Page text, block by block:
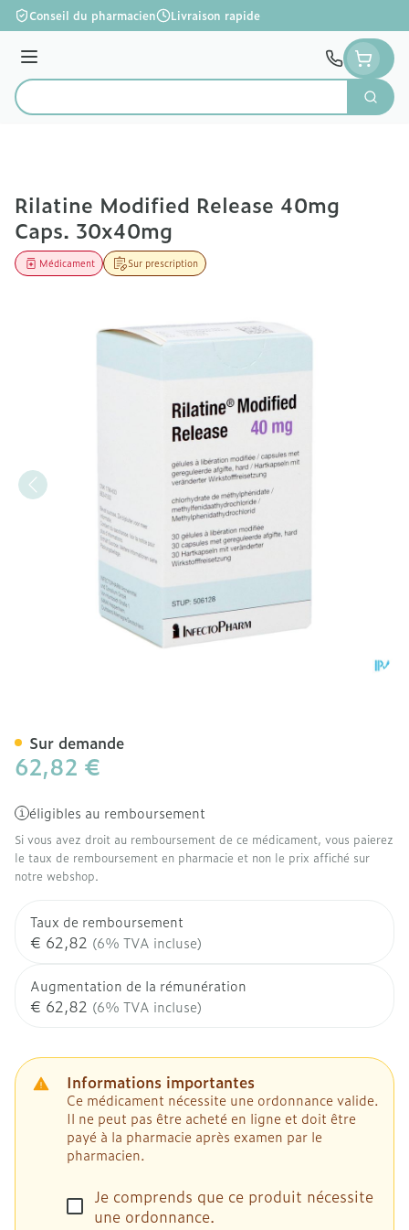
Aller au contenu
Conseil du pharmacien Livraison rapide
Menu
Rechercher
Rilatine Modified Release 40mg
Caps. 30x40mg
Sur prescription
Médicament
62,82 €
éligibles au remboursement
Si vous avez droit au remboursement de ce médicament, vous paierez
le taux de remboursement en pharmacie et non le prix affiché sur
notre webshop.
Taux de remboursement
€ 62,82 (6% TVA incluse)
Augmentation de la rémunération
€ 62,82 (6% TVA incluse)
Informations importantes
Ce médicament nécessite une ordonnance valide.
Il ne peut pas être acheté en ligne et doit être
payé à la pharmacie après examen par le
pharmacien.
Je comprends que ce produit nécessite
une ordonnance.
Sur demande